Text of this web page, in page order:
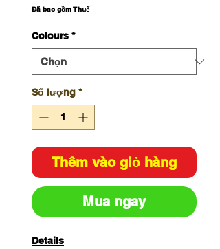
Đã bao gồm Thuế
Colours *
Số lượng *
Thêm vào giỏ hàng
Mua ngay
Details